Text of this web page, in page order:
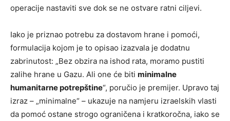
operacije nastaviti sve dok se ne ostvare ratni ciljevi.
Iako je priznao potrebu za dostavom hrane i pomoći,
formulacija kojom je to opisao izazvala je dodatnu
zabrinutost: „Bez obzira na ishod rata, moramo pustiti
zalihe hrane u Gazu. Ali one će biti minimalne
humanitarne potrepštine“, poručio je premijer. Upravo taj
izraz – „minimalne“ – ukazuje na namjeru izraelskih vlasti
da pomoć ostane strogo ograničena i kratkoročna, iako se